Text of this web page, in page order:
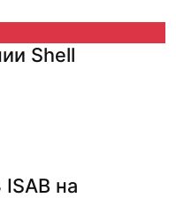
Shell
на